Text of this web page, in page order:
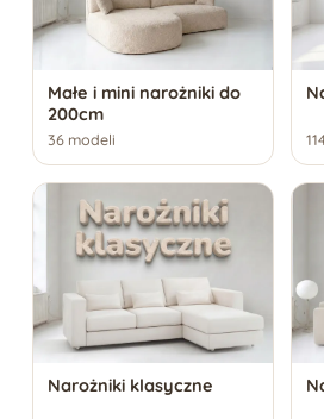
Małe i mini narożniki do
200cm
36 modeli
Narożniki klasyczne